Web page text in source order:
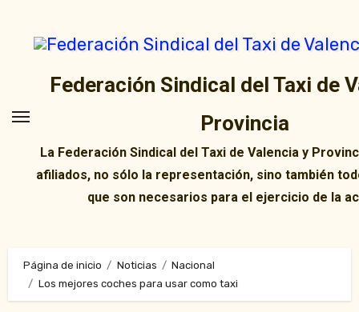
contenido
Federación Sindical del Taxi de
Provincia
La Federación Sindical del Taxi de Valencia y
afiliados, no sólo la representación, sino también
que son necesarios para el ejercicio de la
Página de inicio Noticias
Nacional
Los mejores coches para usar como taxi